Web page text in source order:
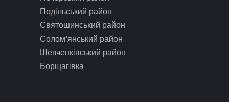
Подільський район
Святошинський район
Солом’янський район
Шевченківський район
Борщагівка